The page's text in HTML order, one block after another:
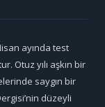
ayında test
Otuz yılı aşkın bir
saygın bir
düzeyli